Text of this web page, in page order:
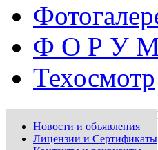
Ф О Р У
Техосмотр
Новости и объявления
Лицензии и Сертификаты